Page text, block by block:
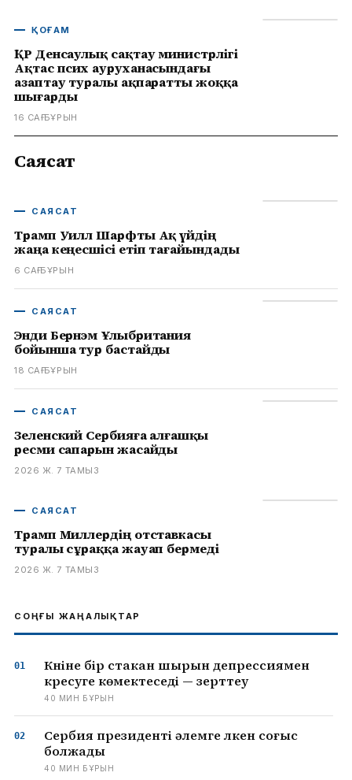
ҚОҒАМ
ҚР Денсаулық сақтау министрлігі
Ақтас псих ауруханасындағы
азаптау туралы ақпаратты жоққа
шығарды
16 САҒ БҰРЫН
Саясат
САЯСАТ
Трамп Уилл Шарфты Ақ үйдің
жаңа кеңесшісі етіп тағайындады
6 САҒ БҰРЫН
САЯСАТ
Энди Бернэм Ұлыбритания
бойынша тур бастайды
18 САҒ БҰРЫН
САЯСАТ
Зеленский Сербияға алғашқы
ресми сапарын жасайды
2026 Ж. 7 ТАМЫЗ
САЯСАТ
Трамп Миллердің отставкасы
туралы сұраққа жауап бермеді
2026 Ж. 7 ТАМЫЗ
СОҢҒЫ ЖАҢАЛЫҚТАР
Күніне бір стакан шырын депрессиямен
күресуге көмектеседі — зерттеу
40 МИН БҰРЫН
Сербия президенті әлемге үлкен соғыс
болжады
40 МИН БҰРЫН